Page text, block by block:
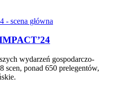
wydarzeń gospodarczo-
ponad 650 prelegentów,